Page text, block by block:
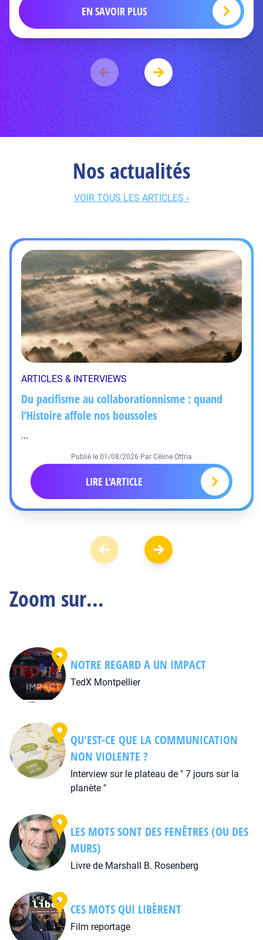
EN SAVOIR PLUS
Nos actualités
VOIR TOUS LES ARTICLES ›
ARTICLES & INTERVIEWS
Du pacifisme au collaborationnisme : quand
l’Histoire affole nos boussoles
...
Publié le 01/08/2026 Par Céline Ottria
LIRE L'ARTICLE
Zoom sur...
NOTRE REGARD A UN IMPACT
TedX Montpellier
QU'EST-CE QUE LA COMMUNICATION
NON VIOLENTE ?
Interview sur le plateau de " 7 jours sur la
planète "
LES MOTS SONT DES FENÊTRES (OU DES
MURS)
Livre de Marshall B. Rosenberg
CES MOTS QUI LIBÈRENT
Film reportage